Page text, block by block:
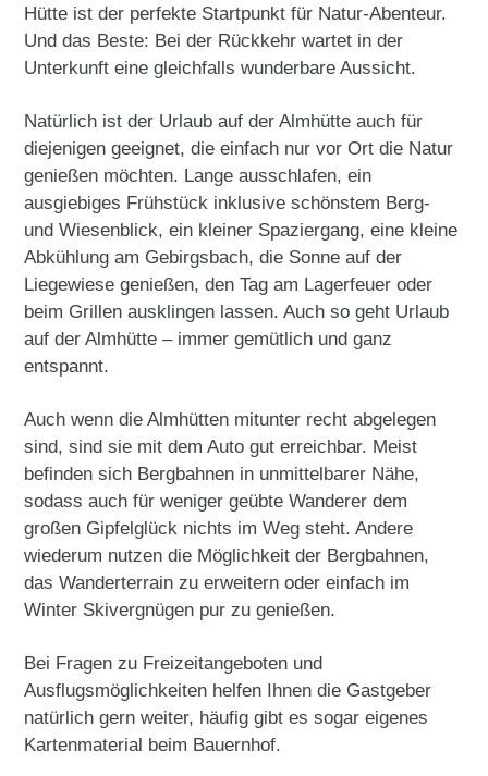
Hütte ist der perfekte Startpunkt für Natur-Abenteur.
Und das Beste: Bei der Rückkehr wartet in der
Unterkunft eine gleichfalls wunderbare Aussicht.
Natürlich ist der Urlaub auf der Almhütte auch für
diejenigen geeignet, die einfach nur vor Ort die Natur
genießen möchten. Lange ausschlafen, ein
ausgiebiges Frühstück inklusive schönstem Berg-
und Wiesenblick, ein kleiner Spaziergang, eine kleine
Abkühlung am Gebirgsbach, die Sonne auf der
Liegewiese genießen, den Tag am Lagerfeuer oder
beim Grillen ausklingen lassen. Auch so geht Urlaub
auf der Almhütte – immer gemütlich und ganz
entspannt.
Auch wenn die Almhütten mitunter recht abgelegen
sind, sind sie mit dem Auto gut erreichbar. Meist
befinden sich Bergbahnen in unmittelbarer Nähe,
sodass auch für weniger geübte Wanderer dem
großen Gipfelglück nichts im Weg steht. Andere
wiederum nutzen die Möglichkeit der Bergbahnen,
das Wanderterrain zu erweitern oder einfach im
Winter Skivergnügen pur zu genießen.
Bei Fragen zu Freizeitangeboten und
Ausflugsmöglichkeiten helfen Ihnen die Gastgeber
natürlich gern weiter, häufig gibt es sogar eigenes
Kartenmaterial beim Bauernhof.